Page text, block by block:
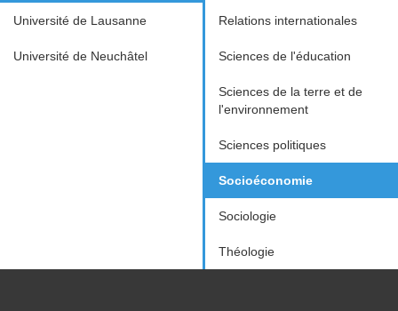
Université de Lausanne
Université de Neuchâtel
Relations internationales
Sciences de l'éducation
Sciences de la terre et de
l'environnement
Sciences politiques
Socioéconomie
Sociologie
Théologie